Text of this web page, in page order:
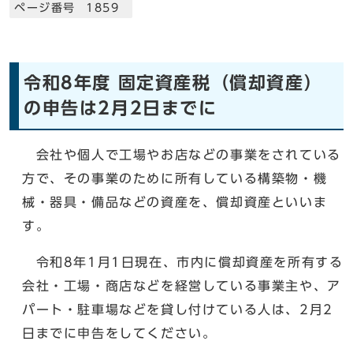
ページ番号 1859
令和8年度 固定資産税（償却資産）
の申告は2月2日までに
会社や個人で工場やお店などの事業をされている
方で、その事業のために所有している構築物・機
械・器具・備品などの資産を、償却資産といいま
す。
令和8年1月1日現在、市内に償却資産を所有する
会社・工場・商店などを経営している事業主や、ア
パート・駐車場などを貸し付けている人は、2月2
日までに申告をしてください。